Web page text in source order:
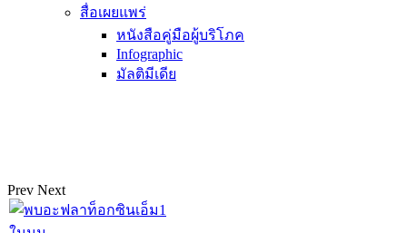
สื่อเผยแพร่
หนังสือคู่มือผู้บริโภค
Infographic
มัลติมีเดีย
Prev Next